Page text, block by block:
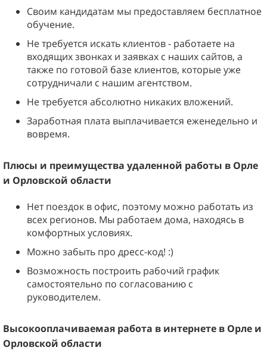
Своим кандидатам мы предоставляем бесплатное
обучение.
Не требуется искать клиентов - работаете на
входящих звонках и заявках с наших сайтов, а
также по готовой базе клиентов, которые уже
сотрудничали с нашим агентством.
Не требуется абсолютно никаких вложений.
Заработная плата выплачивается еженедельно и
вовремя.
Плюсы и преимущества удаленной работы в Орле
и Орловской области
Нет поездок в офис, поэтому можно работать из
всех регионов. Мы работаем дома, находясь в
комфортных условиях.
Можно забыть про дресс-код! :)
Возможность построить рабочий график
самостоятельно по согласованию с
руководителем.
Высокооплачиваемая работа в интернете в Орле и
Орловской области